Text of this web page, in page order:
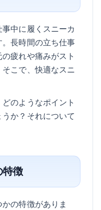
中に履くスニーカ
長時間の立ち仕事
疲れや痛みがスト
こで、快適なスニ
のようなポイント
か？それについて
徴
の特徴がありま